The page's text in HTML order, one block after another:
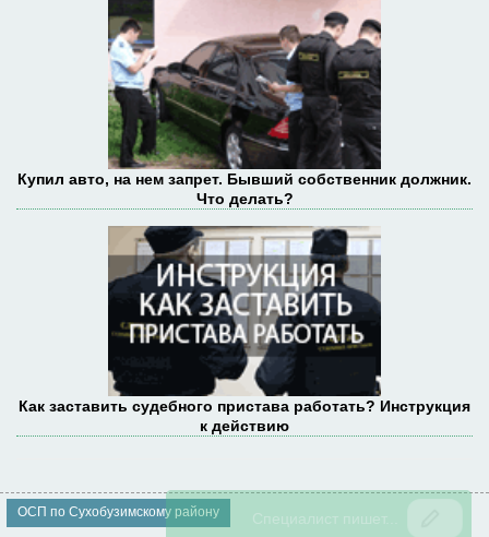
Купил авто, на нем запрет. Бывший собственник должник.
Что делать?
Как заставить судебного пристава работать? Инструкция
к действию
ОСП по Сухобузимскому району